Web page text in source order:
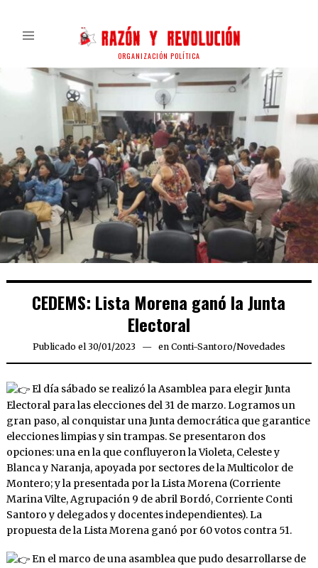
ORGANIZACIÓN POLÍTICA
CEDEMS: Lista Morena ganó la Junta
Electoral
Publicado el 30/01/2023 04/02/2023
en Conti-Santoro/Novedades
El día sábado se realizó la Asamblea para elegir Junta
Electoral para las elecciones del 31 de marzo. Logramos un
gran paso, al conquistar una Junta democrática que garantice
elecciones limpias y sin trampas. Se presentaron dos
opciones: una en la que confluyeron la Violeta, Celeste y
Blanca y Naranja, apoyada por sectores de la Multicolor de
Montero; y la presentada por la Lista Morena (Corriente
Marina Vilte, Agrupación 9 de abril Bordó, Corriente Conti
Santoro y delegados y docentes independientes). La
propuesta de la Lista Morena ganó por 60 votos contra 51.
En el marco de una asamblea que pudo desarrollarse de